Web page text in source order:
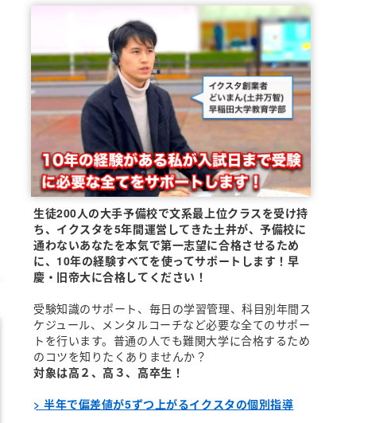
生徒200人の大手予備校で文系最上位クラスを受け持
ち、イクスタを5年間運営してきた土井が、予備校に
通わないあなたを本気で第一志望に合格させるため
に、10年の経験すべてを使ってサポートします！早
慶・旧帝大に合格してください！
受験知識のサポート、毎日の学習管理、科目別年間ス
ケジュール、メンタルコーチなど必要な全てのサポー
トを行います。普通の人でも難関大学に合格するため
のコツを知りたくありませんか？
対象は高２、高３、高卒生！
> 半年で偏差値が5ずつ上がるイクスタの個別指導